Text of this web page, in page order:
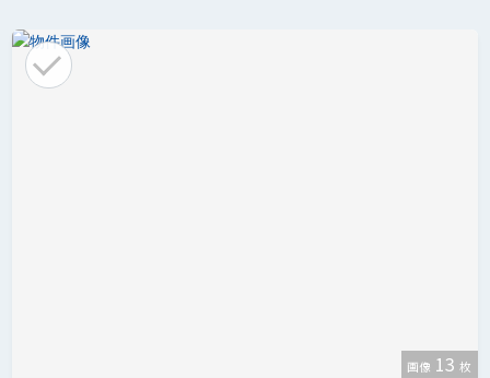
画像 13 枚